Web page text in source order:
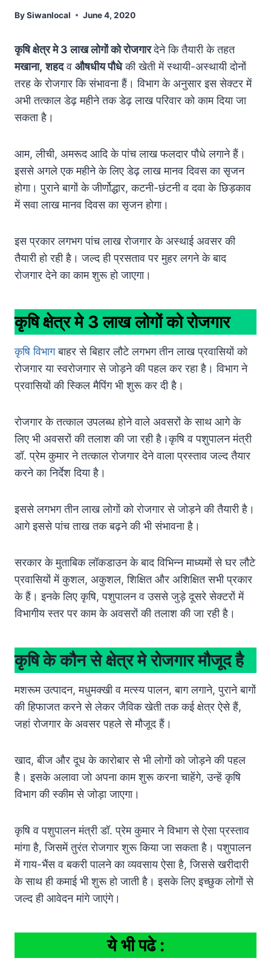
BySiwanlocal June 4, 2020
कृषि क्षेत्र मे 3 लाख लोगों को रोजगारदेने कि तैयारी के तहत
मखाना, शहदव औषधीय पौधेकी खेती में स्थायी-अस्थायी दोनों
तरह के रोजगार कि संभावना हैं। विभाग के अनुसार इस सेक्टर में
अभी तत्काल डेढ़ महीने तक डेढ़ लाख परिवार को काम दिया जा
सकता है।
आम, लीची, अमरूद आदि के पांच लाख फलदार पौधे लगाने हैं।
इससे अगले एक महीने के लिए डेढ़ लाख मानव दिवस का सृजन
होगा। पुराने बागों के जीर्णोद्धार, कटनी-छंटनी व दवा के छिड़काव
में सवा लाख मानव दिवस का सृजन होगा।
इस प्रकार लगभग पांच लाख रोजगार के अस्थाई अवसर की
तैयारी हो रही है। जल्द ही प्रसताव पर मुहर लगने के बाद
रोजगार देने का काम शुरू हो जाएगा।
कृषि क्षेत्र मे 3 लाख लोगों को रोजगार
कृषि विभागबाहर से बिहार लौटे लगभग तीन लाख प्रवासियों को
रोजगार या स्वरोजगार से जोड़ने की पहल कर रहा है। विभाग ने
प्रवासियों की स्किल मैपिंग भी शुरू कर दी है।
रोजगार के तत्काल उपलब्ध होने वाले अवसरों के साथ आगे के
लिए भी अवसरों की तलाश की जा रही है।कृषि व पशुपालन मंत्री
डॉ. प्रेम कुमार ने तत्काल रोजगार देने वाला प्रस्ताव जल्द तैयार
करने का निर्देश दिया है।
इससे लगभग तीन लाख लोगों को रोजगार से जोड़ने की तैयारी है।
आगे इससे पांच ताख तक बढ़ने की भी संभावना है।
सरकार के मुताबिक लॉकडाउन के बाद विभिन्न माध्यमों से घर लौटे
प्रवासियों में कुशल, अकुशल, शिक्षित और अशिक्षित सभी प्रकार
के हैं। इनके लिए कृषि, पशुपालन व उससे जुड़े दूसरे सेक्टरों में
विभागीय स्तर पर काम के अवसरों की तलाश की जा रही है।
कृषि के कौन से क्षेत्र मे रोजगार मौजूद है
मशरूम उत्पादन, मधुमक्खी व मत्स्य पालन, बाग लगाने, पुराने बागों
की हिफाजत करने से लेकर जैविक खेती तक कई क्षेत्र ऐसे हैं,
जहां रोजगार के अवसर पहले से मौजूद हैं।
खाद, बीज और दूध के कारोबार से भी लोगों को जोड़ने की पहल
है। इसके अलावा जो अपना काम शुरू करना चाहेंगे, उन्हें कृषि
विभाग की स्कीम से जोड़ा जाएगा।
कृषि व पशुपालन मंत्री डॉ. प्रेम कुमार ने विभाग से ऐसा प्रस्ताव
मांगा है, जिसमें तुरंत रोजगार शुरू किया जा सकता है। पशुपालन
में गाय-भैंस व बकरी पालने का व्यवसाय ऐसा है, जिससे खरीदारी
के साथ ही कमाई भी शुरू हो जाती है। इसके लिए इच्छुक लोगों से
जल्द ही आवेदन मांगे जाएंगे।
ये भी पढे :